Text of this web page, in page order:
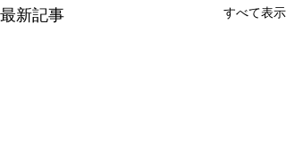
最新記事 すべて表示